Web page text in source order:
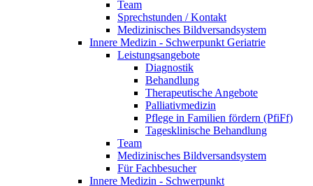
Team
Sprechstunden / Kontakt
Medizinisches Bildversandsystem
Innere Medizin - Schwerpunkt Geriatrie
Leistungsangebote
Diagnostik
Behandlung
Therapeutische Angebote
Palliativmedizin
Pflege in Familien fördern (PfiFf)
Tagesklinische Behandlung
Team
Medizinisches Bildversandsystem
Für Fachbesucher
Innere Medizin - Schwerpunkt